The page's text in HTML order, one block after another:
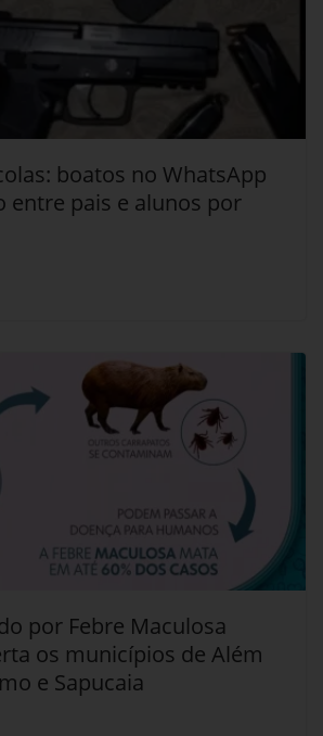
boatos no WhatsApp
entre pais e alunos por
por Febre Maculosa
os municípios de Além
e Sapucaia